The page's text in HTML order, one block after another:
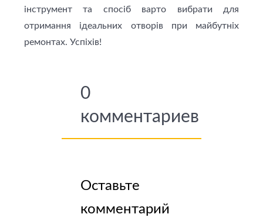
інструмент та спосіб варто вибрати для
отримання ідеальних отворів при майбутніх
ремонтах. Успіхів!
0
комментариев
Оставьте
комментарий